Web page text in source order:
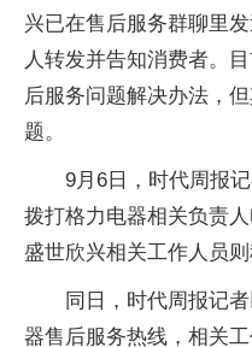
兴已在售后服务群聊里
人转发并告知消费者。
后服务问题解决办法，
题。
9月6日，时代周报
拨打格力电器相关负责
盛世欣兴相关工作人员则
同日，时代周报记
器售后服务热线，相关